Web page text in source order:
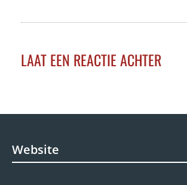
LAAT EEN REACTIE ACHTER
Website